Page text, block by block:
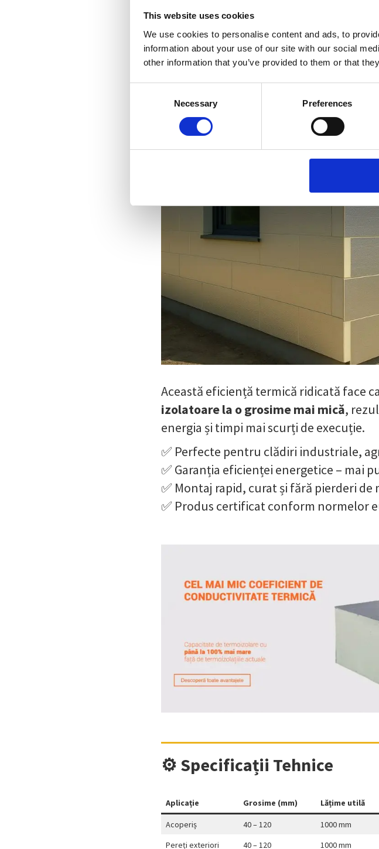
This website uses cookies
We use cookies to personalise content and ads, to
information about your use of our site with our social
other information that you’ve provided to them or that
Necessary Preferences
aproximativ 0,022 W/mK
convenționale, precum polistirenul
Această eficiență termică ridicată face
izolatoare la o grosime mai mică,
energia și timpi mai scurți de execuție.
✅ Perfecte pentru clădiri industriale,
✅ Garanția eficienței energetice – mai
✅ Montaj rapid, curat și fără pierderi de
✅ Produs certificat conform normelor
⚙️ Specificații Tehnice
Aplicație Grosime (mm) Lățime utilă
Acoperiș 40 – 120 1000 mm
Pereți exteriori
40 – 120 1000 mm